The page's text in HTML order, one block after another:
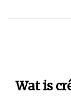
Wat is